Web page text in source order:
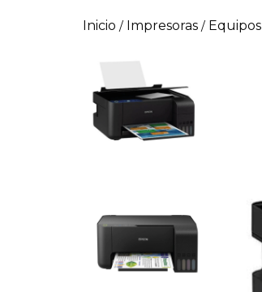
Inicio / Impresoras / Equipos